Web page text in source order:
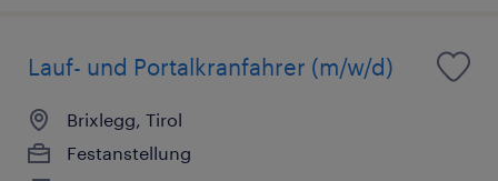
Lauf- und Portalkranfahrer (m/w/d)
Brixlegg, Tirol
Festanstellung